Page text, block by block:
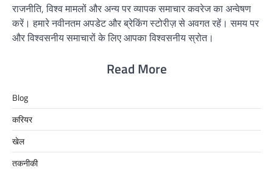
राजनीति, विश्व मामलों और अन्य पर व्यापक समाचार कवरेज का अन्वेषण
करें। हमारे नवीनतम अपडेट और ब्रेकिंग स्टोरीज़ से अवगत रहें। समय पर
और विश्वसनीय समाचारों के लिए आपका विश्वसनीय स्रोत।
Read More
Blog
करियर
खेल
तकनीकी